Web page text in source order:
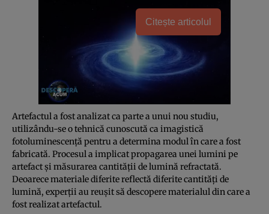
Citește articolul
Artefactul a fost analizat ca parte a unui nou studiu,
utilizându-se o tehnică cunoscută ca imagistică
fotoluminescenţă pentru a determina modul în care a fost
fabricată. Procesul a implicat propagarea unei lumini pe
artefact şi măsurarea cantităţii de lumină refractată.
Deoarece materiale diferite reflectă diferite cantităţi de
lumină, experţii au reuşit să descopere materialul din care a
fost realizat artefactul.